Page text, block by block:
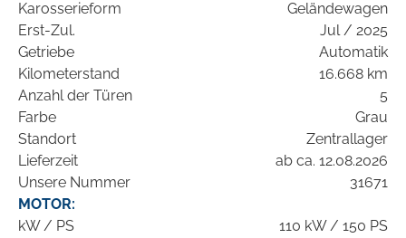
Karosserieform
Geländewagen
Erst-Zul.
Jul / 2025
Getriebe
Automatik
Kilometerstand
16.668 km
Anzahl der Türen
5
Farbe
Grau
Standort
Zentrallager
Lieferzeit
ab ca. 12.08.2026
Unsere Nummer
31671
MOTOR:
kW / PS
110 kW / 150 PS